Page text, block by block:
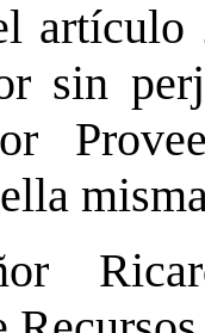
artículo
sin